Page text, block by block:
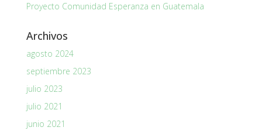
Proyecto Comunidad Esperanza en Guatemala
Archivos
agosto 2024
septiembre 2023
julio 2023
julio 2021
junio 2021